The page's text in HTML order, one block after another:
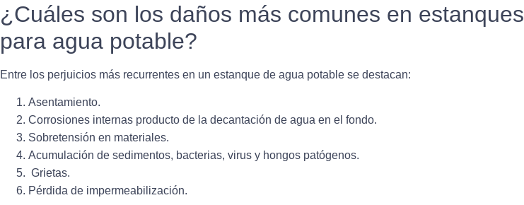
¿Cuáles son los daños más comunes en estanques
para agua potable?
Entre los perjuicios más recurrentes en un estanque de agua potable se destacan:
Asentamiento.
Corrosiones internas producto de la decantación de agua en el fondo.
Sobretensión en materiales.
Acumulación de sedimentos, bacterias, virus y hongos patógenos.
Grietas.
Pérdida de impermeabilización.